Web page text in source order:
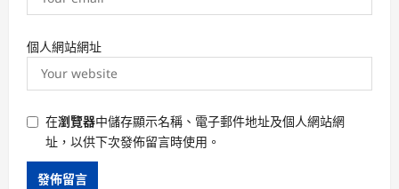
個人網站網址
在瀏覽器中儲存顯示名稱、電子郵件地址及個人網站網
址，以供下次發佈留言時使用。